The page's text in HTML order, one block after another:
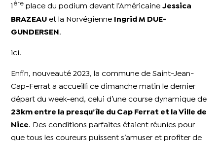
ère place du podium devant l’AméricaineJessica
BRAZEAU et la Norvégienne
Ingrid M DUE-
GUNDERSEN
ici.
Enfin, nouveauté 2023, la commune de Saint-Jean-
Cap-Ferrat a accueilli ce dimanche matin le dernier
départ du week-end, celui d’une course dynamique de
23km entre la presqu’île du Cap Ferrat et la Ville de
Nice
. Des conditions parfaites étaient réunies pour
que tous les coureurs puissent s’amuser et profiter de